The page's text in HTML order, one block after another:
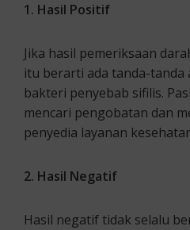
1. Hasil Positif
Jika hasil pemeriksaan
itu berarti ada tanda-
bakteri penyebab sifilis.
mencari pengobatan dan
penyedia layanan
2. Hasil Negatif
Hasil negatif tidak selalu